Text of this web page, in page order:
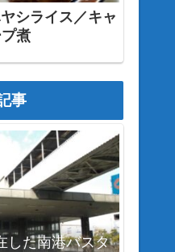
シライス／キャ
煮
事
した南港バスタ